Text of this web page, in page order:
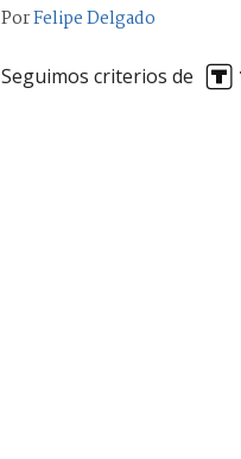
PorFelipe Delgado
Seguimos criterios de